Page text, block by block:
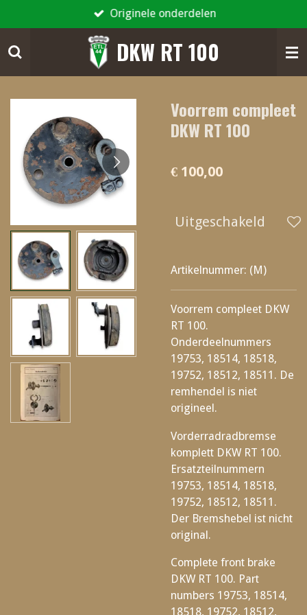
direct
naar
hoofdinhoud
DKW RT 100
Originele onderdelen
Voorrem compleet
DKW RT 100
€ 100,00
Uitgeschakeld
Artikelnummer: (M)
Voorrem compleet DKW
RT 100.
Onderdeelnummers
19753, 18514, 18518,
19752, 18512, 18511. De
remhendel is niet
origineel.
Vorderradradbremse
komplett DKW RT 100.
Ersatzteilnummern
19753, 18514, 18518,
19752, 18512, 18511.
Der Bremshebel ist nicht
original.
Complete front brake
DKW RT 100. Part
numbers 19753, 18514,
18518, 19752, 18512,